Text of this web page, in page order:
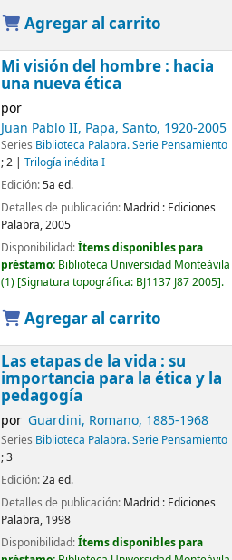
Agregar al carrito
Mi visión del hombre : hacia
una nueva ética
por
Juan Pablo II, Papa, Santo, 1920-2005
Series Biblioteca Palabra. Serie Pensamiento
; 2| Trilogía inédita I
Edición:5a ed.
Detalles de publicación: Madrid : Ediciones
Palabra,2005
Disponibilidad:Ítems disponibles para
préstamo: Biblioteca Universidad Monteávila
(1) Signatura topográfica: BJ1137 J87 2005 .
Agregar al carrito
Las etapas de la vida : su
importancia para la ética y la
pedagogía
por Guardini, Romano, 1885-1968
Series Biblioteca Palabra. Serie Pensamiento
; 3
Edición:2a ed.
Detalles de publicación: Madrid : Ediciones
Palabra, 1998
Disponibilidad:Ítems disponibles para